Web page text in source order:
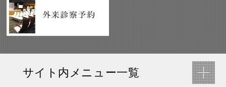
サイト内メニュー一覧